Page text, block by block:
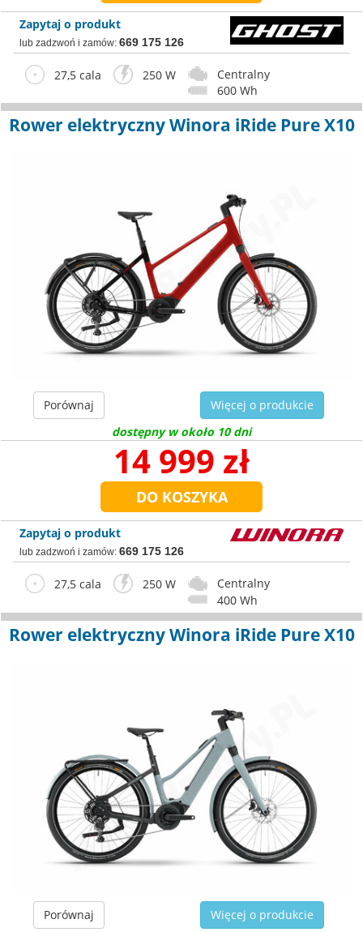
Zapytaj o produkt
lub zadzwoń i zamów: 669 175 126
27,5 cala 250 W
Centralny
600 Wh
Rower elektryczny Winora iRide Pure X10
Porównaj
Więcej o produkcie
dostępny w około 10 dni
14 999 zł
Zapytaj o produkt
lub zadzwoń i zamów: 669 175 126
27,5 cala 250 W
Centralny
400 Wh
Rower elektryczny Winora iRide Pure X10
Porównaj
Więcej o produkcie